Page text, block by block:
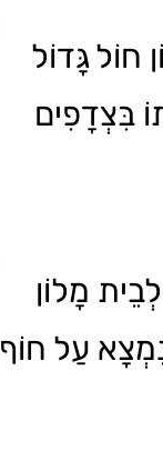
חוֹל גָּדוֹל
בִּצְדָפִים
מָלוֹן
עַל חוֹף